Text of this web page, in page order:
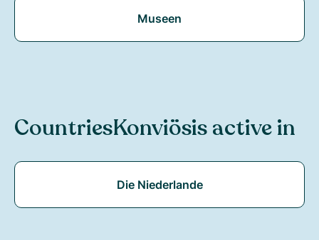
Museen
CountriesKonviösis active in
Die Niederlande